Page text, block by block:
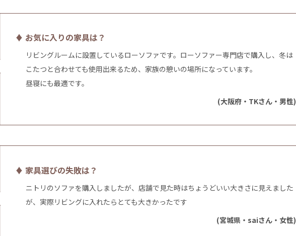
♦ お気に入りの家具は？
リビングルームに設置しているローソファです。ローソファー専門店で購入し、冬は
こたつと合わせても使用出来るため、家族の憩いの場所になっています。
昼寝にも最適です。
(大阪府・TKさん・男性)
♦ 家具選びの失敗は？
ニトリのソファを購入しましたが、店舗で見た時はちょうどいい大きさに見えました
が、実際リビングに入れたらとても大きかったです
(宮城県・saiさん・女性)